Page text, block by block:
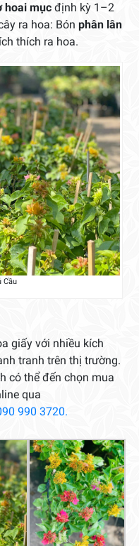
hoai mục định kỳ 1–2
ra hoa: Bón phân lân
thích ra hoa.
Cầu
giấy với nhiều kích
tranh trên thị trường.
có thể đến chọn mua
qua
990 3720.